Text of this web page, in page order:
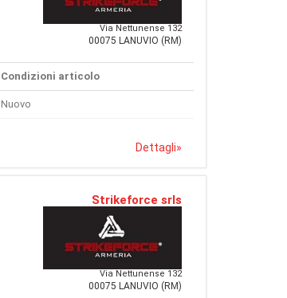
Via Nettunense 132
00075 LANUVIO (RM)
Condizioni articolo
Nuovo
Dettagli»
Strikeforce srls
Via Nettunense 132
00075 LANUVIO (RM)